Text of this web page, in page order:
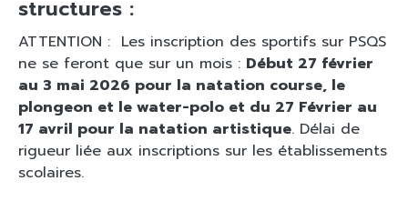
structures :
ATTENTION : Les inscription des sportifs sur PSQS
ne se feront que sur un mois : Début 27 février
au 3 mai 2026 pour la natation course, le
plongeon et le water-polo et du 27 Février au
17 avril pour la natation artistique. Délai de
rigueur liée aux inscriptions sur les établissements
scolaires.